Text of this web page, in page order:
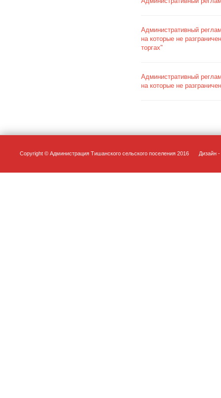
Административный
на которые не
торгах"
Административный
на которые не
Copyright © Администрация Тишанского сельского поселения 2016 Дизайн